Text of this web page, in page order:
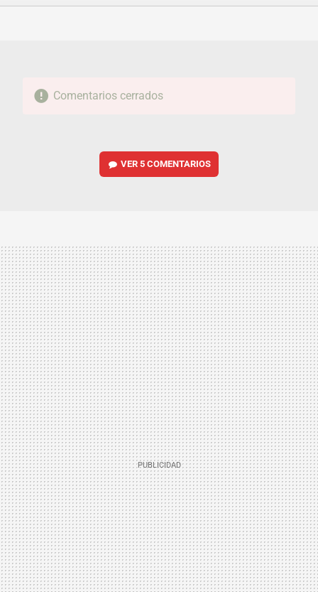
FACEBOOKTWITTERFLIPBOARD
E-
WHATSAPP
Comentarios cerrados
VER5 COMENTARIOS